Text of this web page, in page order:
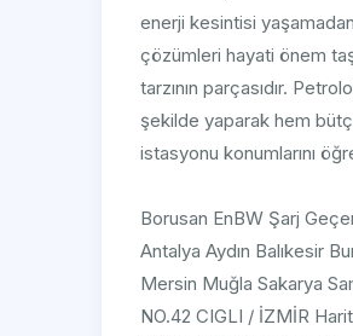
enerji kesintisi
çözümleri hayati önem
tarzının parçasıdır.
şekilde yaparak hem
istasyonu konumlarını
Borusan EnBW Şarj
Antalya Aydın Balıkesir
Mersin Muğla Sakarya
NO.42 CIGLI / İZMİR